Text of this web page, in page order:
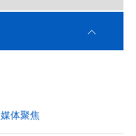
媒体聚焦